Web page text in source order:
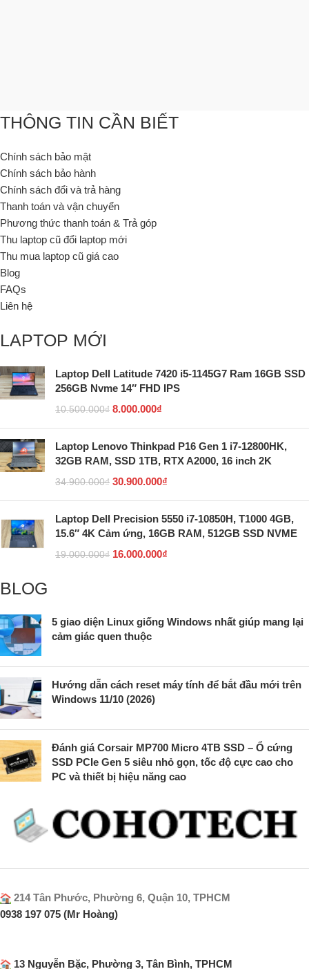
THÔNG TIN CẦN BIẾT
Chính sách bảo mật
Chính sách bảo hành
Chính sách đổi và trả hàng
Thanh toán và vận chuyển
Phương thức thanh toán & Trả góp
Thu laptop cũ đổi laptop mới
Thu mua laptop cũ giá cao
Blog
FAQs
Liên hệ
LAPTOP MỚI
Laptop Dell Latitude 7420 i5-1145G7 Ram 16GB SSD
256GB Nvme 14″ FHD IPS
10.500.000₫ 8.000.000₫
Laptop Lenovo Thinkpad P16 Gen 1 i7-12800HK,
32GB RAM, SSD 1TB, RTX A2000, 16 inch 2K
34.900.000₫ 30.900.000₫
Laptop Dell Precision 5550 i7-10850H, T1000 4GB,
15.6″ 4K Cảm ứng, 16GB RAM, 512GB SSD NVME
19.000.000₫ 16.000.000₫
BLOG
5 giao diện Linux giống Windows nhất giúp mang lại
cảm giác quen thuộc
Hướng dẫn cách reset máy tính để bắt đầu mới trên
Windows 11/10 (2026)
Đánh giá Corsair MP700 Micro 4TB SSD – Ổ cứng
SSD PCIe Gen 5 siêu nhỏ gọn, tốc độ cực cao cho
PC và thiết bị hiệu năng cao
214 Tân Phước, Phường 6, Quận 10, TPHCM
0938 197 075 (Mr Hoàng)
13 Nguyễn Bặc, Phường 3, Tân Bình, TPHCM